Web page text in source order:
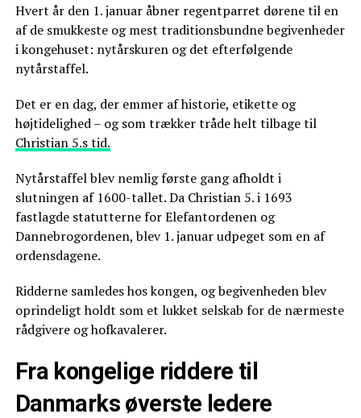
Hvert år den 1. januar åbner regentparret dørene til en
af de smukkeste og mest traditionsbundne begivenheder
i kongehuset: nytårskuren og det efterfølgende
nytårstaffel.
Det er en dag, der emmer af historie, etikette og
højtidelighed – og som trækker tråde helt tilbage til
Christian 5.s tid.
Nytårstaffel blev nemlig første gang afholdt i
slutningen af 1600-tallet. Da Christian 5. i 1693
fastlagde statutterne for Elefantordenen og
Dannebrogordenen, blev 1. januar udpeget som en af
ordensdagene.
Ridderne samledes hos kongen, og begivenheden blev
oprindeligt holdt som et lukket selskab for de nærmeste
rådgivere og hofkavalerer.
Fra kongelige riddere til
Danmarks øverste ledere